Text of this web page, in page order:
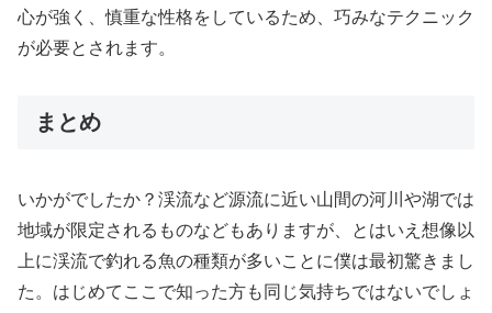
心が強く、慎重な性格をしているため、巧みなテクニック
が必要とされます。
まとめ
いかがでしたか？渓流など源流に近い山間の河川や湖では
地域が限定されるものなどもありますが、とはいえ想像以
上に渓流で釣れる魚の種類が多いことに僕は最初驚きまし
た。はじめてここで知った方も同じ気持ちではないでしょ